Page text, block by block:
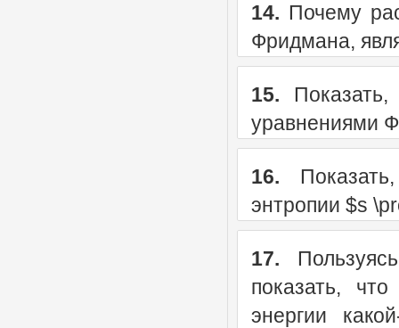
14. Почему
Фридмана,
15.
уравнениями
16.
энтропии $s
17.
показать,
энергии